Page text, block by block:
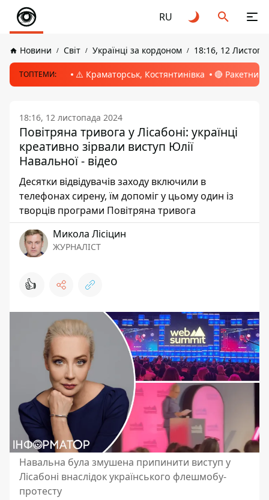
RU
Новини Світ Українці за кордоном 18:16, 12
ТОПТЕМИ: ⚠️ Краматорськ, Костянтинівка 🔴 Ракетний
18:16, 12 листопада 2024
Повітряна тривога у Лісабоні: українці
креативно зірвали виступ Юлії
Навальної - відео
Десятки відвідувачів заходу включили в
телефонах сирену, їм допоміг у цьому один із
творців програми Повітряна тривога
Микола Лісіцин
ЖУРНАЛІСТ
👍
Навальна була змушена припинити виступ у
Лісабоні внаслідок українського флешмобу-
протесту